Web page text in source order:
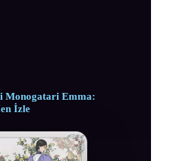
Monogatari Emma:
İzle